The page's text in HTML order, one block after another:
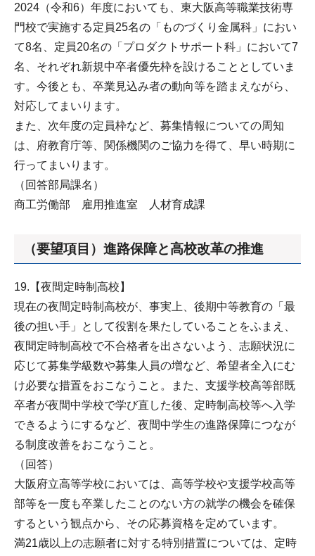
2024（令和6）年度においても、東大阪高等職業技術専
門校で実施する定員25名の「ものづくり金属科」におい
て8名、定員20名の「プロダクトサポート科」において7
名、それぞれ新規中卒者優先枠を設けることとしていま
す。今後とも、卒業見込み者の動向等を踏まえながら、
対応してまいります。
また、次年度の定員枠など、募集情報についての周知
は、府教育庁等、関係機関のご協力を得て、早い時期に
行ってまいります。
（回答部局課名）
商工労働部 雇用推進室 人材育成課
（要望項目）進路保障と高校改革の推進
19.【夜間定時制高校】
現在の夜間定時制高校が、事実上、後期中等教育の「最
後の担い手」として役割を果たしていることをふまえ、
夜間定時制高校で不合格者を出さないよう、志願状況に
応じて募集学級数や募集人員の増など、希望者全入にむ
け必要な措置をおこなうこと。また、支援学校高等部既
卒者が夜間中学校で学び直した後、定時制高校等へ入学
できるようにするなど、夜間中学生の進路保障につなが
る制度改善をおこなうこと。
（回答）
大阪府立高等学校においては、高等学校や支援学校高等
部等を一度も卒業したことのない方の就学の機会を確保
するという観点から、その応募資格を定めています。
満21歳以上の志願者に対する特別措置については、定時